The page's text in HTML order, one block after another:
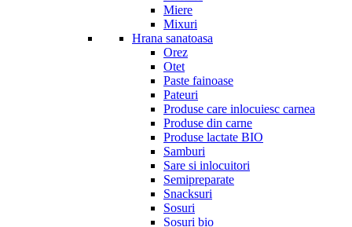
Miere
Mixuri
Hrana sanatoasa
Orez
Otet
Paste fainoase
Pateuri
Produse care inlocuiesc carnea
Produse din carne
Produse lactate BIO
Samburi
Sare si inlocuitori
Semipreparate
Snacksuri
Sosuri
Sosuri bio